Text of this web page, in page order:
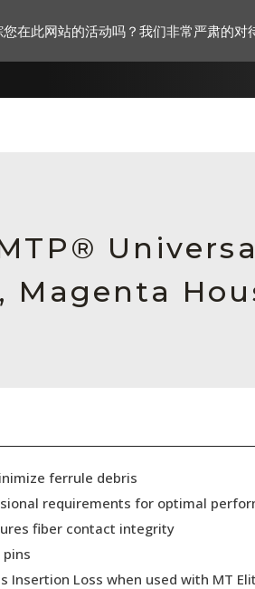
Magenta
ferrule debris
requirements for optimal
fiber contact integrity
pins
Insertion Loss when used with MT
在此网站的活动吗？我们非常严肃的